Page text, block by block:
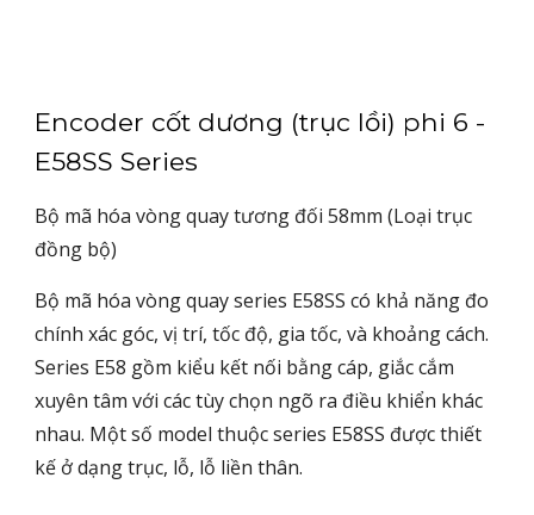
Encoder cốt dương (trục lồi) phi 6 -
E58SS Series
Bộ mã hóa vòng quay tương đối 58mm (Loại trục
đồng bộ)
Bộ mã hóa vòng quay series E58SS có khả năng đo
chính xác góc, vị trí, tốc độ, gia tốc, và khoảng cách.
Series E58 gồm kiểu kết nối bằng cáp, giắc cắm
xuyên tâm với các tùy chọn ngõ ra điều khiển khác
nhau. Một số model thuộc series E58SS được thiết
kế ở dạng trục, lỗ, lỗ liền thân.